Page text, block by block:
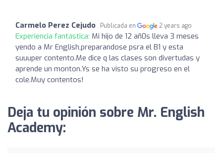
Carmelo Perez Cejudo Publicada en 2 years ago
Experiencia fantástica: Mi hijo de 12 añ0s lleva 3 meses
yendo a Mr English,preparandose psra el B1 y esta
suuuper contento.Me dice q las clases son divertudas y
aprende un monton.Ys se ha visto su progreso en el
cole.Muy contentos!
Deja tu opinión sobre Mr. English
Academy: